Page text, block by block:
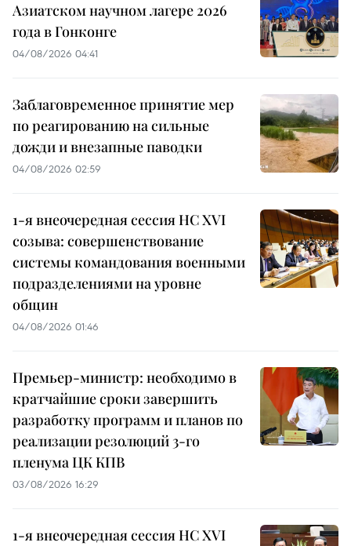
Азиатском научном лагере 2026
года в Гонконге
04/08/2026 04:41
Заблаговременное принятие мер
по реагированию на сильные
дожди и внезапные паводки
04/08/2026 02:59
1-я внеочередная сессия НС XVI
созыва: совершенствование
системы командования военными
подразделениями на уровне
общин
04/08/2026 01:46
Премьер-министр: необходимо в
кратчайшие сроки завершить
разработку программ и планов по
реализации резолюций 3-го
пленума ЦК КПВ
03/08/2026 16:29
1-я внеочередная сессия НС XVI